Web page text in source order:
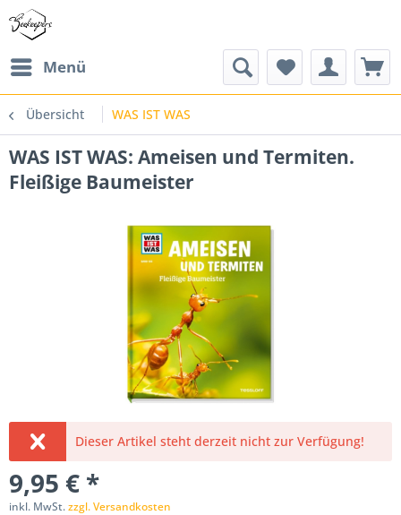
Menü
Übersicht WAS IST WAS
WAS IST WAS: Ameisen und Termiten.
Fleißige Baumeister
Dieser Artikel steht derzeit nicht zur Verfügung!
9,95 € *
inkl. MwSt.zzgl. Versandkosten